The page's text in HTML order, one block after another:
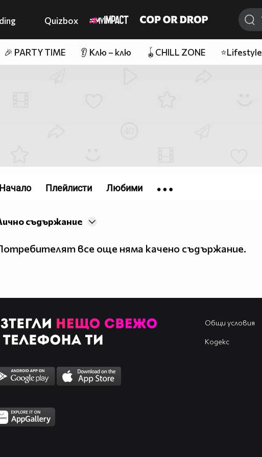
Quizbox
🎉 PARTY TIME 👂 Клю – клю 🪀CHILL ZONE ⭐Lifestyle
съдържание
все още няма качено съдържание.
Начало Плейлисти Любими
Общи условия
Кодекс